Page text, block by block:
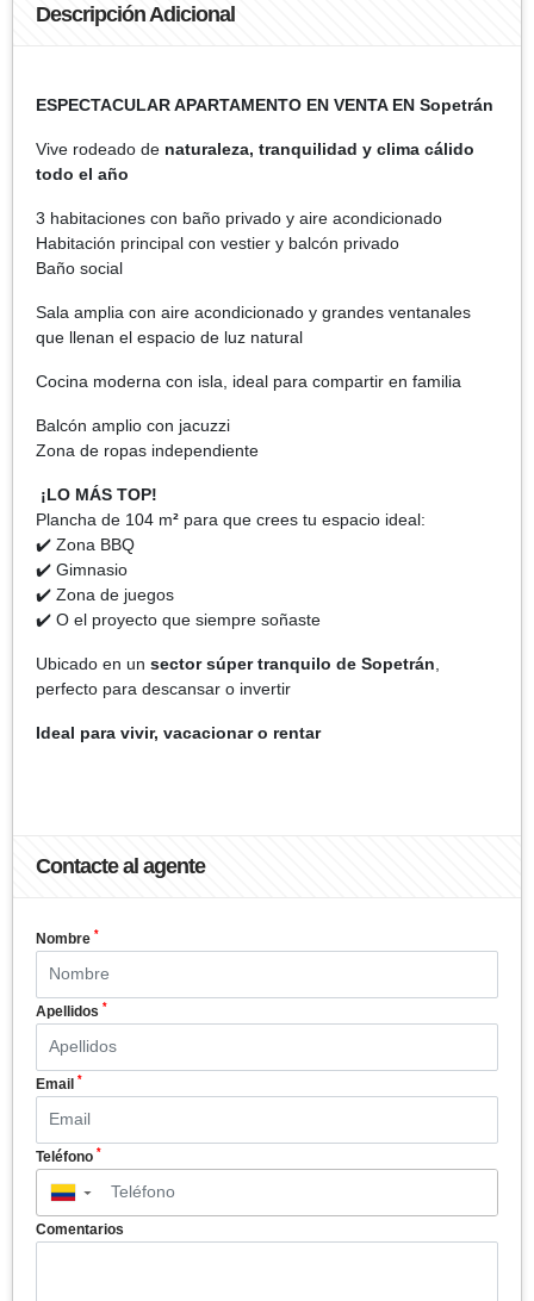
Descripción Adicional
ESPECTACULAR APARTAMENTO EN VENTA EN Sopetrán
Vive rodeado de naturaleza, tranquilidad y clima cálido
todo el año
3 habitaciones con baño privado y aire acondicionado
Habitación principal con vestier y balcón privado
Baño social
Sala amplia con aire acondicionado y grandes ventanales
que llenan el espacio de luz natural
Cocina moderna con isla, ideal para compartir en familia
Balcón amplio con jacuzzi
Zona de ropas independiente
¡LO MÁS TOP!
Plancha de 104 m² para que crees tu espacio ideal:
✔️ Zona BBQ
✔️ Gimnasio
✔️ Zona de juegos
✔️ O el proyecto que siempre soñaste
Ubicado en un sector súper tranquilo de Sopetrán
perfecto para descansar o invertir
Ideal para vivir, vacacionar o rentar
Contacte al agente
Nombre *
Apellidos *
Email *
Teléfono *
▼
Comentarios